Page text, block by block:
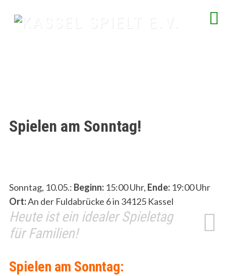
Spielen am Sonntag!
Sonntag, 10.05.: Beginn:15:00 Uhr, Ende:19:00 Uhr
Ort:An der Fuldabrücke 6 in 34125 Kassel
Heute ist ein idealer Spieletag
für Familien!
Spielen am Sonntag: